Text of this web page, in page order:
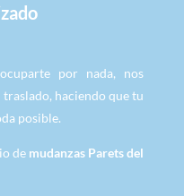
por nada, nos
haciendo que tu
posible.
de mudanzas Parets del